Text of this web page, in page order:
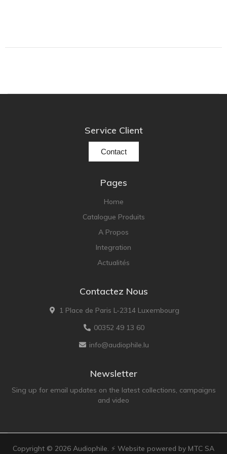
Service Client
Contact
Pages
Home
Catalogue Produits
A Propos
Integration
Actualités
Contactez Nous
1 Place de Paris L-2314 Luxembourg
00352 49 13 60
info@audiophile.lu
Newsletter
Sing up for email updates on the latest collections, campaigns
and video
Copyright © 2026 Audiophile. ⚡ Website powered by MTC SA